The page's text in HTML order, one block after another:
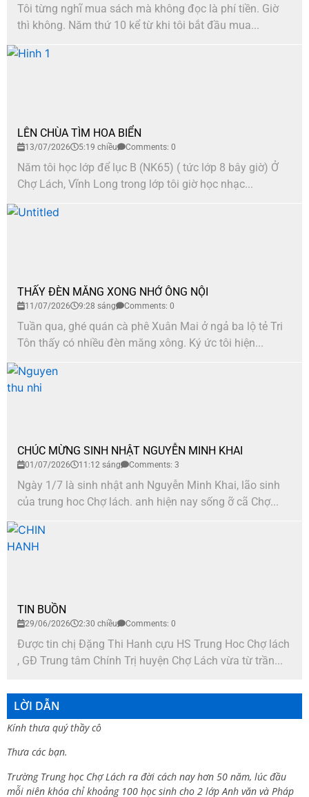
Tôi từng nghĩ mua sách mà không đọc là phí tiền. Giờ
thì không. Năm thứ 10 kể từ khi tôi bắt đầu mua...
LÊN CHÙA TÌM HOA BIỂN
13/07/2026 5:19 chiều Comments: 0
Năm tôi học lớp để lục B (NK65) ( tức lớp 8 bây giờ) Ở
Chợ Lách, Vĩnh Long trong lớp tôi giờ học nhạc...
THẤY ĐÈN MĂNG XONG NHỚ ÔNG NỘI
11/07/2026 9:28 sáng Comments: 0
Tuần qua, ghé quán cà phê Xuân Mai ở ngả ba lộ tẻ Tri
Tôn thấy có nhiều đèn măng xông. Ký ức tôi hiện...
CHÚC MỪNG SINH NHẬT NGUYỄN MINH KHAI
01/07/2026 11:12 sáng Comments: 3
Ngày 1/7 là sinh nhật anh Nguyễn Minh Khai, lão sinh
của trung hoc Chợ lách. anh hiện nay sống ỡ cã Chợ...
TIN BUỒN
29/06/2026 2:30 chiều Comments: 0
Được tin chị Đặng Thi Hanh cựu HS Trung Hoc Chợ lách
, GĐ Trung tâm Chính Trị huyện Chợ Lách vừa từ trần...
LỜI DẪN
Kính thưa quý thầy cô
Thưa các bạn.
Trường Trung học Chợ Lách ra đời cách nay hơn 50 năm, lúc đầu
mỗi niên khóa chỉ khoảng 100 học sinh cho 2 lớp Anh văn và Pháp